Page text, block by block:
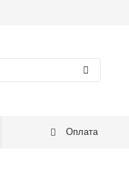
Оплата